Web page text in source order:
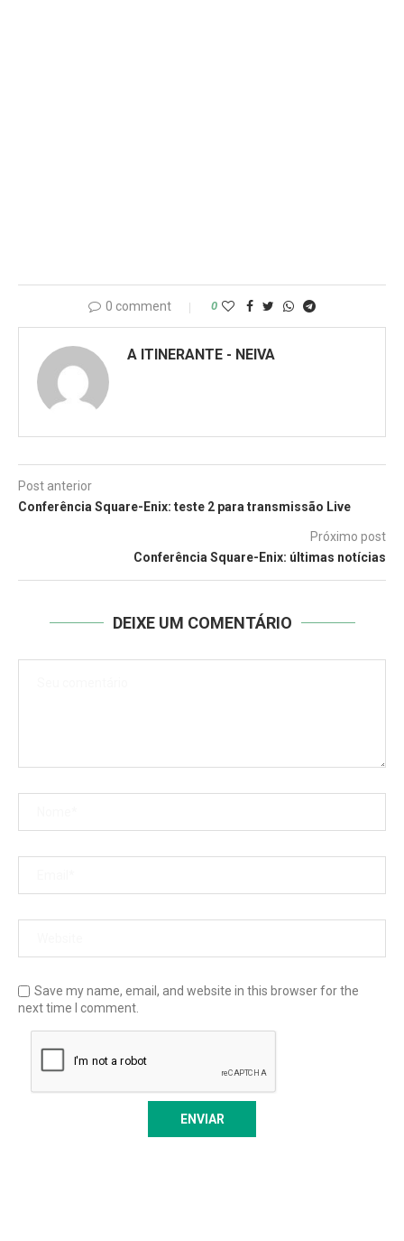
0 comment 0
A ITINERANTE - NEIVA
Post anterior
Conferência Square-Enix: teste 2 para transmissão Live
Próximo post
Conferência Square-Enix: últimas notícias
DEIXE UM COMENTÁRIO
Save my name, email, and website in this browser for the
next time I comment.